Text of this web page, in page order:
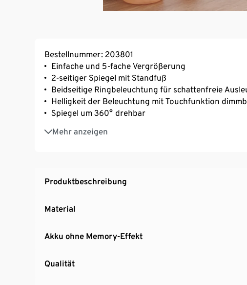
Bestellnummer: 203801
Einfache und 5-fache Vergrößerung
2-seitiger Spiegel mit Standfuß
Beidseitige Ringbeleuchtung für schattenfreie
Helligkeit der Beleuchtung mit Touchfunktion
Spiegel um 360° drehbar
Mehr anzeigen
Ein-/Ausschalten über Touchfunktion
USB-Ladefunktion
Produktbeschreibung
Material
Akku ohne Memory-Effekt
Qualität